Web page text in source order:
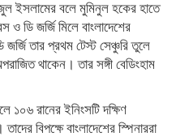
ইসলামের বলে মুমিনুল হকের হাতে
ডি জর্জি মিলে বাংলাদেশের
জর্জি তার প্রথম টেস্ট সেঞ্চুরি তুলে
থাকেন। তার সঙ্গী বেডিংহাম
রানের ইনিংসটি দক্ষিণ
বিপক্ষে বাংলাদেশের স্পিনাররা